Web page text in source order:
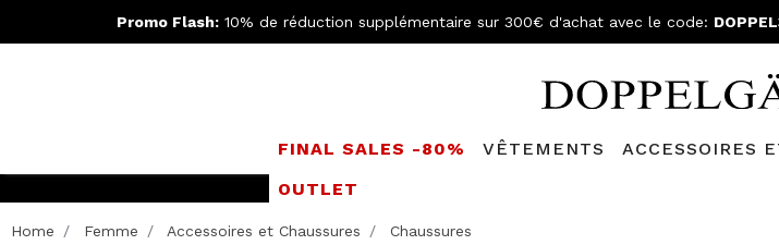
Promo Flash: 10% de réduction supplémentaire sur 300€ d'achat avec le code:
FINAL SALES -80% VÊTEMENTS ACCESSOIRES
OUTLETRejoignez le
Home Femme Accessoires et Chaussures Chaussures